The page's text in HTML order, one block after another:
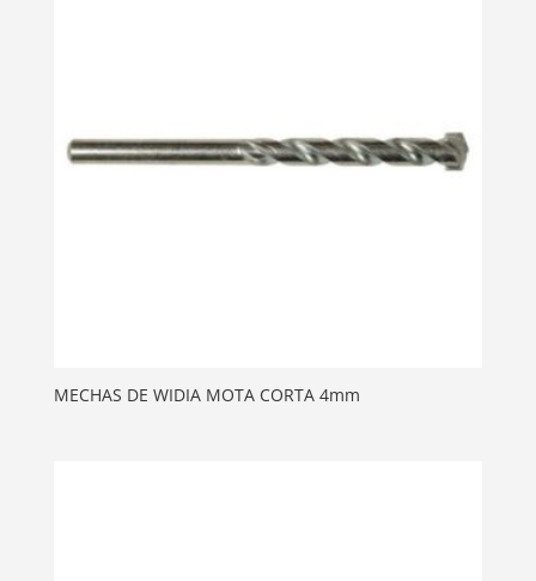
MECHAS DE WIDIA MOTA CORTA 4mm